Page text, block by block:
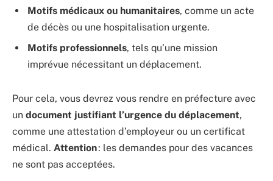
Motifs médicaux ou humanitaires, comme un acte
de décès ou une hospitalisation urgente.
Motifs professionnels, tels qu’une mission
imprévue nécessitant un déplacement.
Pour cela, vous devrez vous rendre en préfecture avec
un document justifiant l’urgence du déplacement,
comme une attestation d’employeur ou un certificat
médical. Attention: les demandes pour des vacances
ne sont pas acceptées.